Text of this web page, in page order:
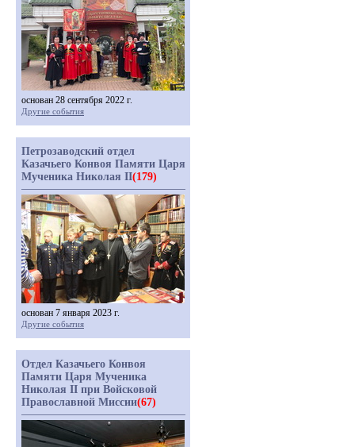
основан 28 сентября 2022 г.
Другие события
Петрозаводский отдел
Казачьего Конвоя Памяти Царя
Мученика Николая II(179)
основан 7 января 2023 г.
Другие события
Отдел Казачьего Конвоя
Памяти Царя Мученика
Николая II при Войсковой
Православной Миссии(67)